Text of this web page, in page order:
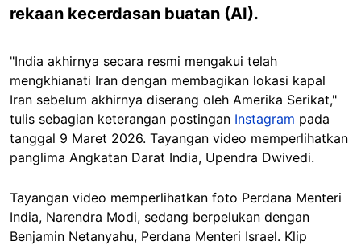
rekaan kecerdasan buatan (AI).
"India akhirnya secara resmi mengakui telah
mengkhianati Iran dengan membagikan lokasi kapal
Iran sebelum akhirnya diserang oleh Amerika Serikat,"
tulis sebagian keterangan postingan Instagram pada
tanggal 9 Maret 2026. Tayangan video memperlihatkan
panglima Angkatan Darat India, Upendra Dwivedi.
Tayangan video memperlihatkan foto Perdana Menteri
India, Narendra Modi, sedang berpelukan dengan
Benjamin Netanyahu, Perdana Menteri Israel. Klip